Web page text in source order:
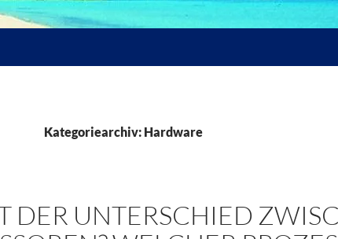
Kategoriearchiv: Hardware
DER UNTERSCHIED